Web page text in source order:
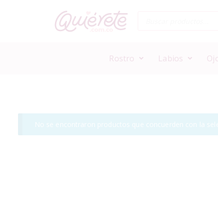
Rostro Labios
No se encontraron productos que concuerden con la